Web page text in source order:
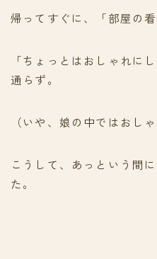
帰ってすぐに、「部屋の
「ちょっとはおしゃれに
通らず。
（いや、娘の中ではおし
こうして、あっという間
た。